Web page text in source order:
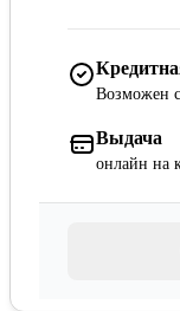
Возможен
Выдача
онлайн на